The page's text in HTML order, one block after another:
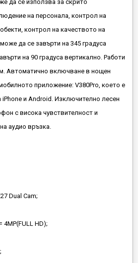
да се използва за скрито
на персонала, контрол на
контрол на качеството на
да се завърти на 345 градуса
на 90 градуса вертикално. Работи
Aвтоматично включване в нощен
приложение: V380Pro, което е
iPhone и Android. Изключително лесен
с висока чувствителност и
аудио връзка.
Dual Cam;
4MP(FULL HD);